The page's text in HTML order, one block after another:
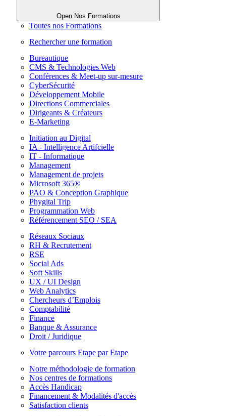
Open Nos Formations
Toutes nos Formations
Rechercher une formation
Bureautique
CMS & Technologies Web
Conférences & Meet-up sur-mesure
CyberSécurité
Développement Mobile
Directions Commerciales
Dirigeants & Créateurs
E-Marketing
Initiation au Digital
IA - Intelligence Artifcielle
IT - Informatique
Management
Management de projets
Microsoft 365®
PAO & Conception Graphique
Phygital Trip
Programmation Web
Référencement SEO / SEA
Réseaux Sociaux
RH & Recrutement
RSE
Social Ads
Soft Skills
UX / UI Design
Web Analytics
Chercheurs d’Emplois
Comptabilité
Finance
Banque & Assurance
Droit / Juridique
Votre parcours Etape par Etape
Notre méthodologie de formation
Nos centres de formations
Accès Handicap
Financement & Modalités d'accès
Satisfaction clients